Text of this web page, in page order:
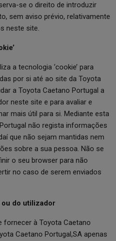
se o direito de introduzir
sem aviso prévio, relativamente
neste site.
a tecnologia ‘cookie’ para
por si até ao site da Toyota
a Toyota Caetano Portugal a
neste site e para avaliar e
mais útil para si. Mediante esta
não regista informações
que não sejam mantidas nem
sobre a sua pessoa. Não se
o seu browser para não
no caso de serem enviados
ou do utilizador
fornecer à Toyota Caetano
Caetano Portugal,SA apenas